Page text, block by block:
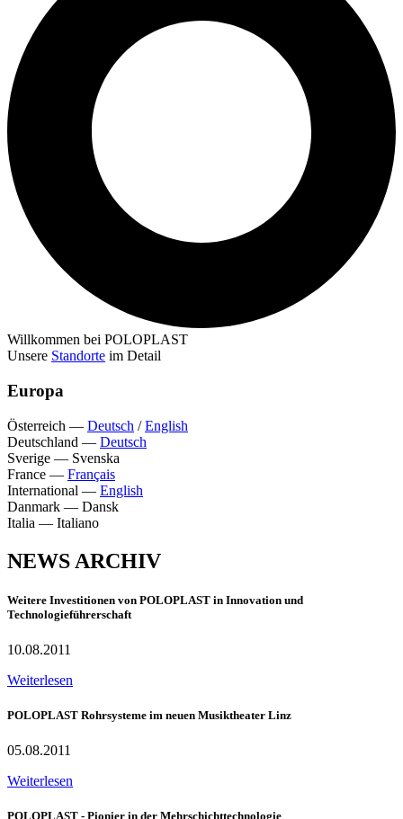
Willkommen bei POLOPLAST
Unsere Standorte im Detail
Europa
Österreich — Deutsch /English
Deutschland — Deutsch
Sverige — Svenska
France — Français
International — English
Danmark — Dansk
Italia — Italiano
NEWS ARCHIV
Weitere Investitionen von POLOPLAST in Innovation und
Technologieführerschaft
10.08.2011
Weiterlesen
POLOPLAST Rohrsysteme im neuen Musiktheater Linz
05.08.2011
Weiterlesen
POLOPLAST - Pionier in der Mehrschichttechnologie